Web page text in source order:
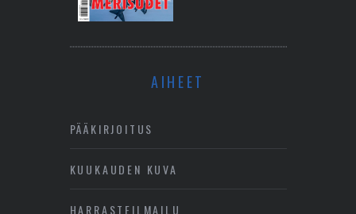
AIHEET
PÄÄKIRJOITUS
KUUKAUDEN KUVA
HARRASTEILMAILU